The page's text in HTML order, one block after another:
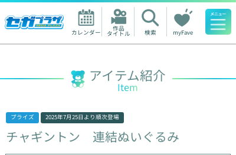
カレンダー 作品
タイトル 検索 myFave
人気ワード
アイテム紹介
Item
プライズ 2025年7月25日 より順次登場
チャギントン 連結ぬいぐるみ